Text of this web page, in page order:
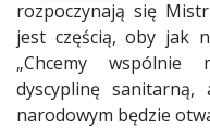
rozpoczynają się
jest częścią, oby jak
„Chcemy wspólnie
dyscyplinę
narodowym będzie